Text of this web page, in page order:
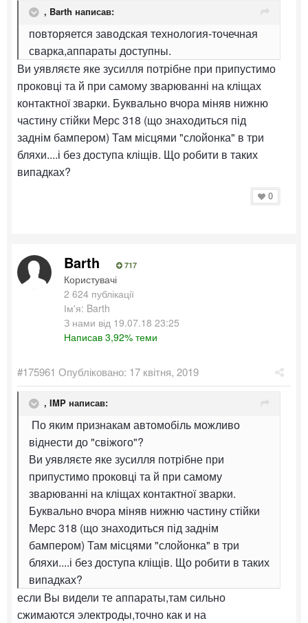
, Barth написав:
повторяется заводская технология-точечная
сварка,аппараты доступны.
Ви уявляєте яке зусилля потрібне при припустимо
проковці та й при самому зварюванні на кліщах
контактної зварки. Буквально вчора міняв нижню
частину стійки Мерс 318 (що знаходиться під
заднім бампером) Там місцями "слойонка" в три
бляхи....і без доступа кліщів. Що робити в таких
випадках?
0
Barth 717
Користувачі
2 624 публікації
Ім'я: Barth
З нами від 19.07.18 23:25
Написав 3,92% теми
#175961 Опубліковано: 17 квітня, 2019
, IMP написав:
По яким признакам автомобіль можливо
віднести до "свіжого"?
Ви уявляєте яке зусилля потрібне при
припустимо проковці та й при самому
зварюванні на кліщах контактної зварки.
Буквально вчора міняв нижню частину стійки
Мерс 318 (що знаходиться під заднім
бампером) Там місцями "слойонка" в три
бляхи....і без доступа кліщів. Що робити в таких
випадках?
если Вы видели те аппараты,там сильно
сжимаются электроды,точно как и на